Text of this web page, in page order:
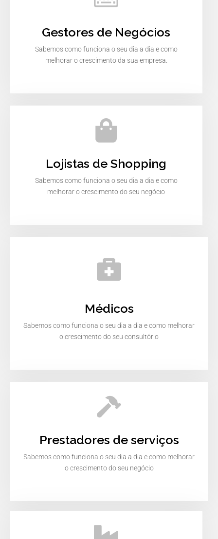
Gestores de Negócios
Sabemos como funciona o seu dia a dia e como
melhorar o crescimento da sua empresa.
Lojistas de Shopping
Sabemos como funciona o seu dia a dia e como
melhorar o crescimento do seu negócio
Médicos
Sabemos como funciona o seu dia a dia e como melhorar
o crescimento do seu consultório
Prestadores de serviços
Sabemos como funciona o seu dia a dia e como melhorar
o crescimento do seu negócio